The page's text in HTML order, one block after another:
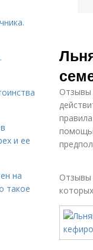
Отзывы
Отзывы
и ее
на
такое